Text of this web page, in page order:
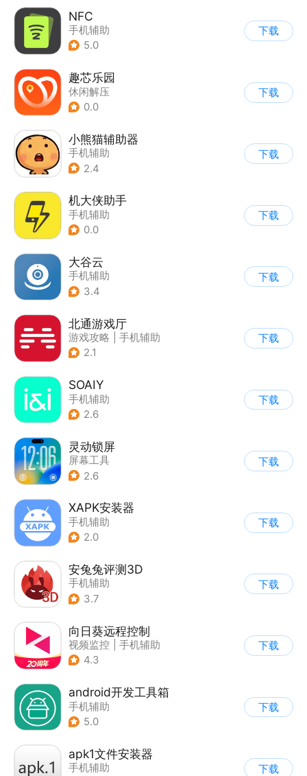
NFC
手机辅助
5.0
下载
趣芯乐园
休闲解压
0.0
下载
小熊猫辅助器
手机辅助
2.4
下载
机大侠助手
手机辅助
0.0
下载
大谷云
手机辅助
3.4
下载
北通游戏厅
游戏攻略
手机辅助
2.1
下载
SOAIY
手机辅助
2.6
下载
灵动锁屏
屏幕工具
2.6
下载
XAPK安装器
手机辅助
2.0
下载
安兔兔评测3D
手机辅助
3.7
下载
向日葵远程控制
视频监控
手机辅助
4.3
下载
android开发工具箱
手机辅助
5.0
下载
apk1文件安装器
手机辅助
下载